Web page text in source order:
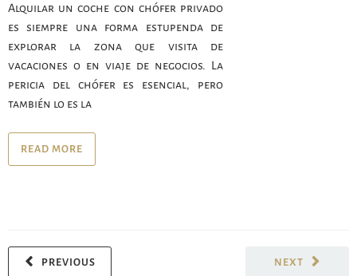
Alquilar un coche con chófer privado
es siempre una forma estupenda de
explorar la zona que visita de
vacaciones o en viaje de negocios. La
pericia del chófer es esencial, pero
también lo es la
READ MORE
NEXT
PREVIOUS